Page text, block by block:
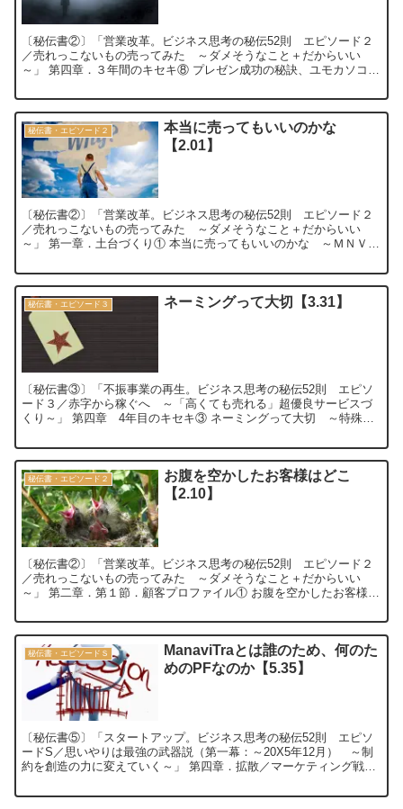
〔秘伝書②〕「営業改革。ビジネス思考の秘伝52則 エピソード２
／売れっこないもの売ってみた ～ダメそうなこと＋だからいい
～」 第四章．３年間のキセキ⑧ プレゼン成功の秘訣、ユモカソコイ
秘伝書・エピソード２
本当に売ってもいいのかな
【2.01】
〔秘伝書②〕「営業改革。ビジネス思考の秘伝52則 エピソード２
／売れっこないもの売ってみた ～ダメそうなこと＋だからいい
～」 第一章．土台づくり① 本当に売ってもいいのかな ～ＭＮＶト
秘伝書・エピソード３ ネーミングって大切【3.31】
〔秘伝書③〕「不振事業の再生。ビジネス思考の秘伝52則 エピソ
ード３／赤字から稼ぐへ ～「高くても売れる」超優良サービスづ
くり～」 第四章 4年目のキセキ③ ネーミングって大切 ～特殊対
秘伝書・エピソード２
お腹を空かしたお客様はどこ
【2.10】
〔秘伝書②〕「営業改革。ビジネス思考の秘伝52則 エピソード２
／売れっこないもの売ってみた ～ダメそうなこと＋だからいい
～」 第二章．第１節．顧客プロファイル① お腹を空かしたお客様は
秘伝書・エピソードＳ
ManaviTraとは誰のため、何のた
めのPFなのか【5.35】
〔秘伝書⑤〕「スタートアップ。ビジネス思考の秘伝52則 エピソ
ードS／思いやりは最強の武器説（第一幕：～20X5年12月） ～制
約を創造の力に変えていく～」 第四章．拡散／マーケティング戦略